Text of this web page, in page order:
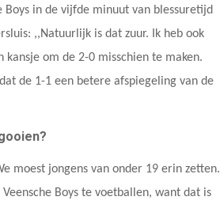
Boys in de vijfde minuut van blessuretijd
,,Natuurlijk is dat zuur. Ik heb ook
om de 2-0 misschien te maken.
de 1-1 een betere afspiegeling van de
moest jongens van onder 19 erin zetten.
Boys te voetballen, want dat is